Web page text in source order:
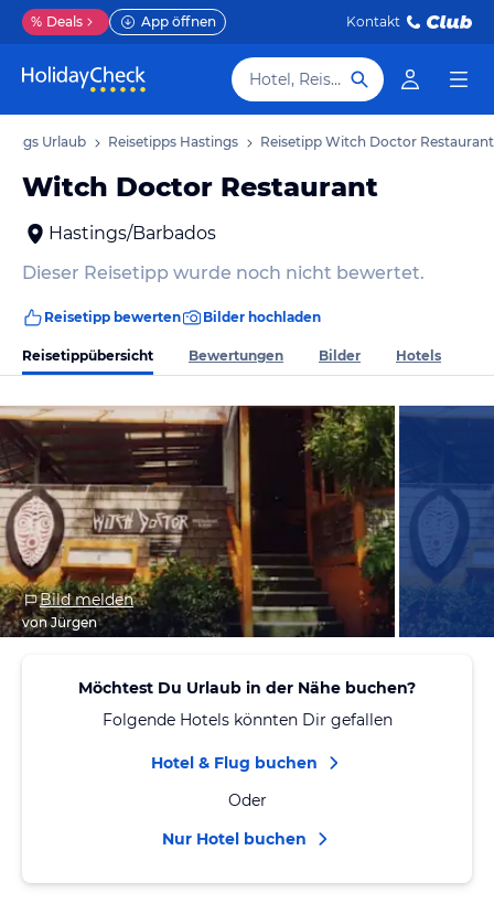
% Deals App öffnen Kontakt
Hotel, Reiseziel
Urlaub Reisetipps Hastings Reisetipp Witch Doctor Restaurant
Witch Doctor Restaurant
Hastings/Barbados
Dieser Reisetipp wurde noch nicht bewertet.
Reisetipp bewerten Bilder hochladen
Reisetippübersicht Bewertungen Bilder Hotels
Bild melden
von Jürgen
Möchtest Du Urlaub in der Nähe buchen?
Folgende Hotels könnten Dir gefallen
Hotel & Flug buchen
Oder
Nur Hotel buchen